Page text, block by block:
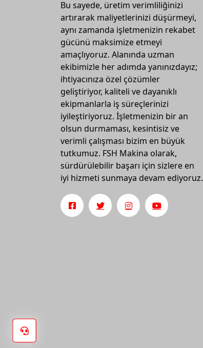
Bu sayede, üretim verimliliğinizi
artırarak maliyetlerinizi düşürmeyi,
aynı zamanda işletmenizin rekabet
gücünü maksimize etmeyi
amaçlıyoruz. Alanında uzman
ekibimizle her adımda yanınızdayız;
ihtiyacınıza özel çözümler
geliştiriyor, kaliteli ve dayanıklı
ekipmanlarla iş süreçlerinizi
iyileştiriyoruz. İşletmenizin bir an
olsun durmaması, kesintisiz ve
verimli çalışması bizim en büyük
tutkumuz. FSH Makina olarak,
sürdürülebilir başarı için sizlere en
iyi hizmeti sunmaya devam ediyoruz.